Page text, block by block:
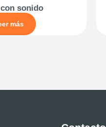
sonido
más